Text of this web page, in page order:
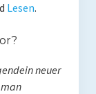
Lesen.
neuer